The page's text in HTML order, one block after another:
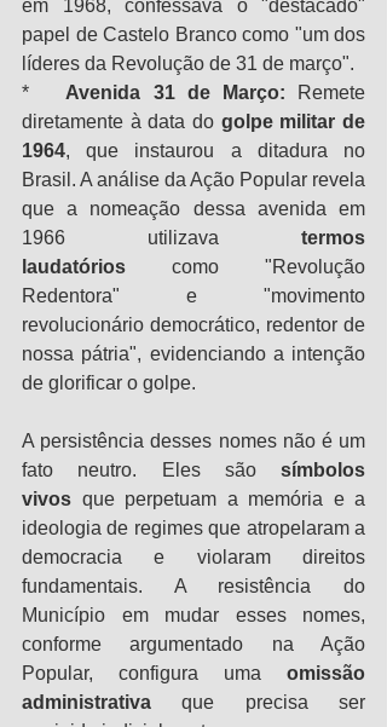
em 1968, confessava o "destacado"
papel de Castelo Branco como "um dos
líderes da Revolução de 31 de março".
* Avenida 31 de Março: Remete
diretamente à data do golpe militar de
1964, que instaurou a ditadura no
Brasil. A análise da Ação Popular revela
que a nomeação dessa avenida em
1966 utilizava termos
laudatórios como "Revolução
Redentora" e "movimento
revolucionário democrático, redentor de
nossa pátria", evidenciando a intenção
de glorificar o golpe.
A persistência desses nomes não é um
fato neutro. Eles são símbolos
vivos que perpetuam a memória e a
ideologia de regimes que atropelaram a
democracia e violaram direitos
fundamentais. A resistência do
Município em mudar esses nomes,
conforme argumentado na Ação
Popular, configura uma omissão
administrativa que precisa ser